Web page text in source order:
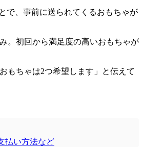
で、事前に送られてくるおもちゃが
。 初回から満足度の高いおもちゃが
もちゃは2つ希望します」と伝えて
払い方法など